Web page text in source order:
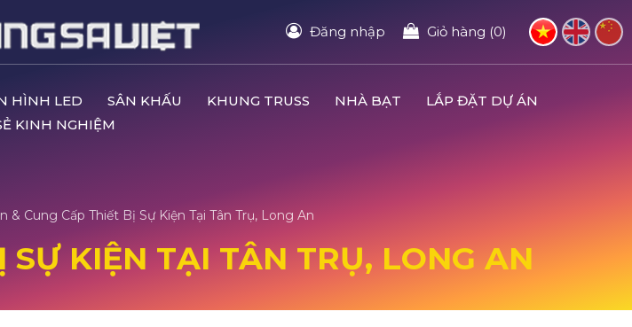
Đăng nhập Giỏ hàng (0)
HÌNH LED SÂN KHẤU KHUNG TRUSS NHÀ BẠT
LẮP ĐẶT DỰ ÁN
KINH NGHIỆM
& Cung Cấp Thiết Bị Sự Kiện Tại Tân Trụ, Long An
KIỆN TẠI TÂN TRỤ, LONG AN